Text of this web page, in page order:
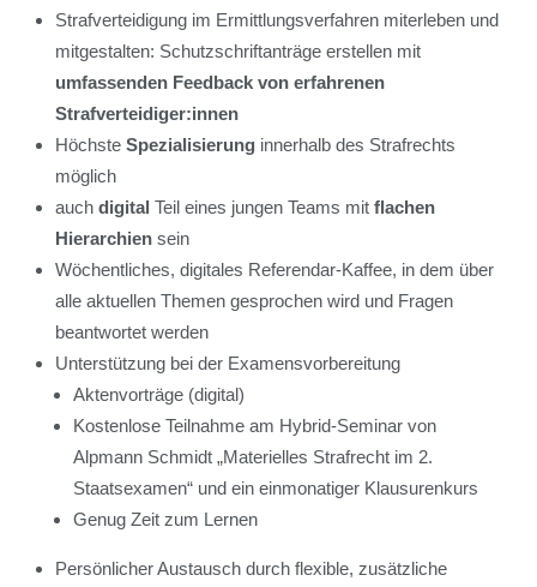
Strafverteidigung im Ermittlungsverfahren miterleben und
mitgestalten: Schutzschriftanträge erstellen mit
umfassenden Feedback von erfahrenen
Strafverteidiger:innen
HöchsteSpezialisierung innerhalb des Strafrechts
möglich
auchdigital Teil eines jungen Teams mitflachen
Hierarchien sein
Wöchentliches, digitales Referendar-Kaffee, in dem über
alle aktuellen Themen gesprochen wird und Fragen
beantwortet werden
Unterstützung bei der Examensvorbereitung
Aktenvorträge (digital)
Kostenlose Teilnahme am Hybrid-Seminar von
Alpmann Schmidt „Materielles Strafrecht im 2.
Staatsexamen“ und ein einmonatiger Klausurenkurs
Genug Zeit zum Lernen
Persönlicher Austausch durch flexible, zusätzliche